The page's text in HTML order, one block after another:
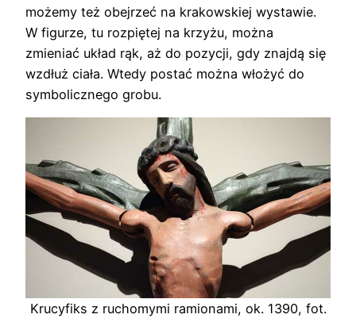
możemy też obejrzeć na krakowskiej wystawie.
W figurze, tu rozpiętej na krzyżu, można
zmieniać układ rąk, aż do pozycji, gdy znajdą się
wzdłuż ciała. Wtedy postać można włożyć do
symbolicznego grobu.
Krucyfiks z ruchomymi ramionami, ok. 1390, fot.